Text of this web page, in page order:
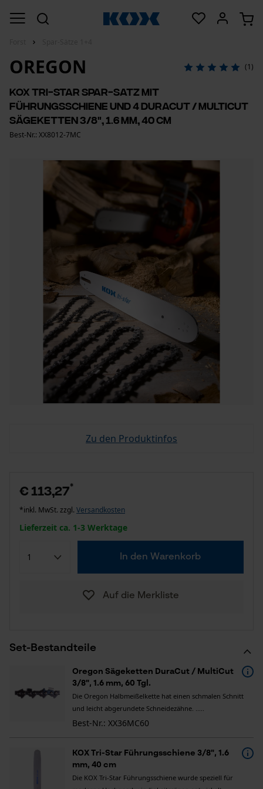
OREGON (1)
KOX Tri-Star Spar-Satz mit
Führungsschiene und 4 DuraCut / MultiCut
Sägeketten 3/8", 1.6 mm, 40 cm
Best-Nr.: XX8012-7MC
Zu den Produktinfos
Set-Bestandteile
Oregon Sägeketten DuraCut / MultiCut
3/8", 1.6 mm, 60 Tgl.
Die Oregon Halbmeißelkette hat einen schmalen Schnitt
und leicht abgerundete Schneidezähne. .....
Best-Nr.: XX36MC60
KOX Tri-Star Führungsschiene 3/8", 1.6
mm, 40 cm
Die KOX Tri-Star Führungsschiene wurde speziell für
€ 113,27*
*inkl. MwSt. zzgl. Versandkosten
Lieferzeit ca. 1-3 Werktage
In den Warenkorb
Auf die Merkliste